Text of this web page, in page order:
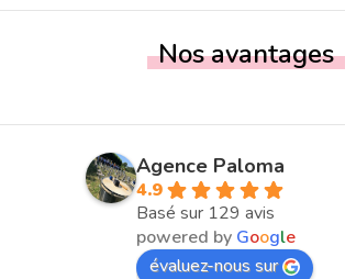
Nos avantages
Agence Paloma
4.9
Basé sur 129 avis
powered by Google
évaluez-nous sur